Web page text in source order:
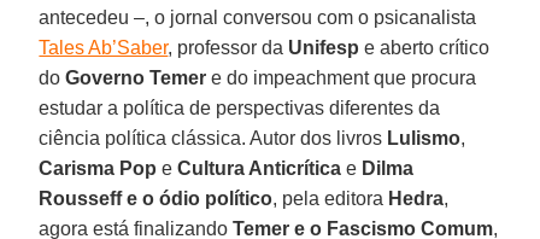
antecedeu –, o jornal conversou com o psicanalista
Tales Ab’Saber, professor da Unifesp e aberto crítico
doGoverno Temer e do impeachment que procura
estudar a política de perspectivas diferentes da
ciência política clássica. Autor dos livros Lulismo,
Carisma Pop eCultura Anticrítica e Dilma
Rousseff e o ódio político, pela editora Hedra,
agora está finalizandoTemer e o Fascismo Comum,